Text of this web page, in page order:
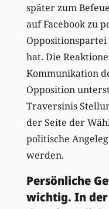
später zum
auf Facebook zu
hat. Die
Kommunikation
Opposition
Traversinis
der Seite der
politische
werden.
Persönliche
wichtig. In